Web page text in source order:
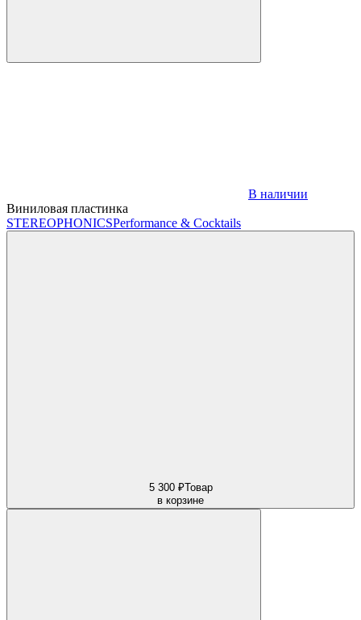
В наличии
Виниловая пластинка
STEREOPHONICSPerformance & Cocktails
5 300 ₽Товар
в корзине